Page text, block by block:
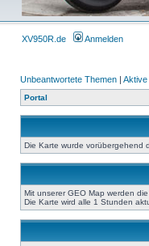
XV950R.de Anmelden
Unbeantwortete Themen | Aktive
Portal
Die Karte wurde vorübergehend
Mit unserer GEO Map werden
Die Karte wird alle 1 Stunden